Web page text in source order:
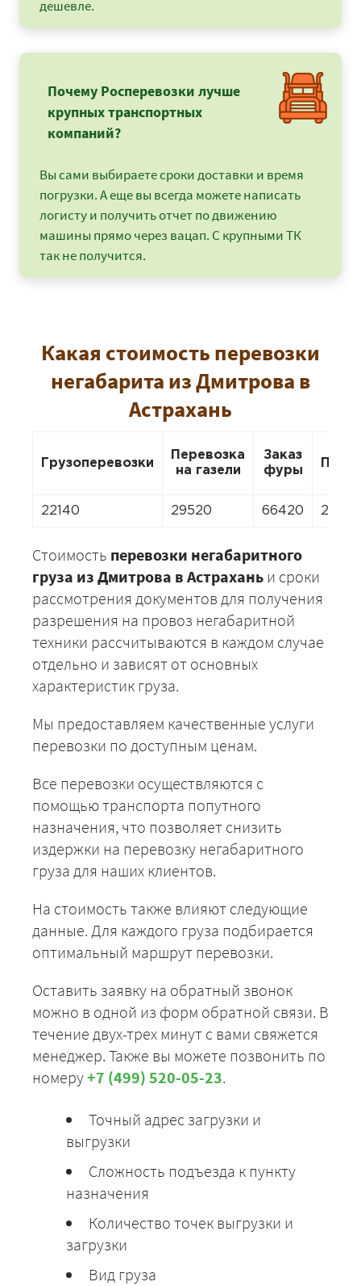
дешевле.
Почему Росперевозки лучше
крупных транспортных
компаний?
Вы сами выбираете сроки доставки и время
погрузки. А еще вы всегда можете написать
логисту и получить отчет по движению
машины прямо через вацап. С крупными ТК
так не получится.
Какая стоимость перевозки
негабарита из Дмитрова в
Астрахань
Грузоперевозки
Перевозка
на газели
Заказ
фуры
22140 29520 66420 29520
Стоимость перевозки негабаритного
груза из Дмитрова в Астрахань и сроки
рассмотрения документов для получения
разрешения на провоз негабаритной
техники рассчитываются в каждом случае
отдельно и зависят от основных
характеристик груза.
Мы предоставляем качественные услуги
перевозки по доступным ценам.
Все перевозки осуществляются с
помощью транспорта попутного
назначения, что позволяет снизить
издержки на перевозку негабаритного
груза для наших клиентов.
На стоимость также влияют следующие
данные. Для каждого груза подбирается
оптимальный маршрут перевозки.
Оставить заявку на обратный звонок
можно в одной из форм обратной связи. В
течение двух-трех минут с вами свяжется
менеджер. Также вы можете позвонить по
номеру+7 (499) 520-05-23.
Точный адрес загрузки и
выгрузки
Сложность подъезда к пункту
назначения
Количество точек выгрузки и
загрузки
Вид груза